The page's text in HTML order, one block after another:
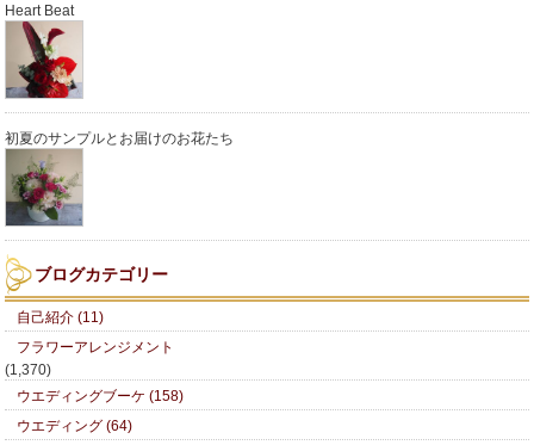
Heart Beat
初夏のサンプルとお届けのお花たち
ブログカテゴリー
自己紹介 (11)
フラワーアレンジメント
(1,370)
ウエディングブーケ (158)
ウエディング (64)